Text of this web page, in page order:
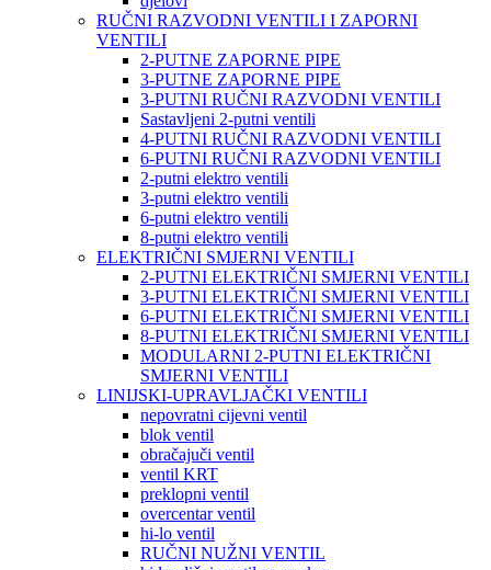
RUČNI RAZVODNI VENTILI I ZAPORNI
VENTILI
2-PUTNE ZAPORNE PIPE
3-PUTNE ZAPORNE PIPE
3-PUTNI RUČNI RAZVODNI VENTILI
Sastavljeni 2-putni ventili
4-PUTNI RUČNI RAZVODNI VENTILI
6-PUTNI RUČNI RAZVODNI VENTILI
2-putni elektro ventili
3-putni elektro ventili
6-putni elektro ventili
8-putni elektro ventili
ELEKTRIČNI SMJERNI VENTILI
2-PUTNI ELEKTRIČNI SMJERNI VENTILI
3-PUTNI ELEKTRIČNI SMJERNI VENTILI
6-PUTNI ELEKTRIČNI SMJERNI VENTILI
8-PUTNI ELEKTRIČNI SMJERNI VENTILI
MODULARNI 2-PUTNI ELEKTRIČNI
SMJERNI VENTILI
LINIJSKI-UPRAVLJAČKI VENTILI
nepovratni cijevni ventil
blok ventil
obračajuči ventil
ventil KRT
preklopni ventil
overcentar ventil
hi-lo ventil
RUČNI NUŽNI VENTIL